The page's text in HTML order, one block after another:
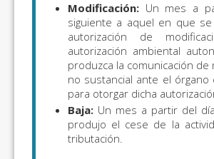
Modificación: Un mes a
siguiente a aquel en que
autorización de
autorización ambiental
produzca la comunicación de
no sustancial ante el órgano
para otorgar dicha
Baja: Un mes a partir del
produjo el cese de la
tributación.